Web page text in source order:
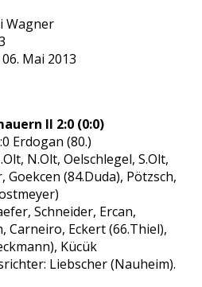
Wagner
Mai 2013
II 2:0 (0:0)
Erdogan (80.)
N.Olt, Oelschlegel, S.Olt,
(84.Duda), Pötzsch,
Schneider, Ercan,
Carneiro, Eckert (66.Thiel),
Kücük
Liebscher (Nauheim).